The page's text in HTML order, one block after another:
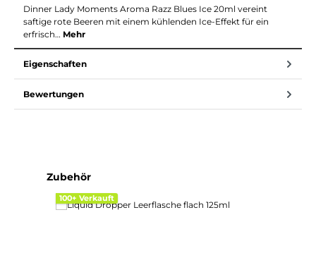
Dinner Lady Moments Aroma Razz Blues Ice 20ml vereint
saftige rote Beeren mit einem kühlenden Ice-Effekt für ein
erfrisch… Mehr
Eigenschaften
Bewertungen
Produktgalerie überspringen
Zubehör
100+ Verkauft